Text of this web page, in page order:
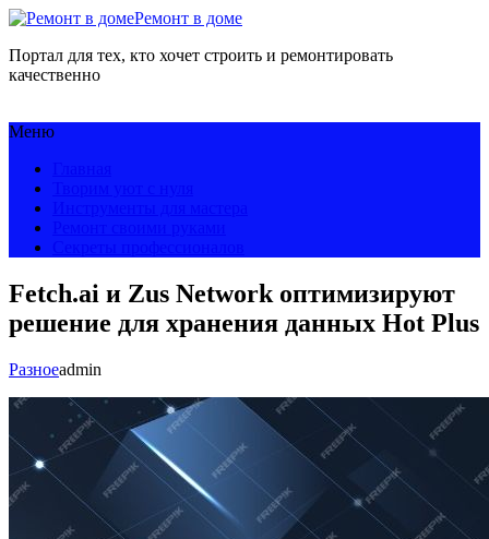
Ремонт в доме
Портал для тех, кто хочет строить и ремонтировать
качественно
Меню
Fetch.ai и Zus Network оптимизируют
решение для хранения данных Hot Plus
Разноеadmin